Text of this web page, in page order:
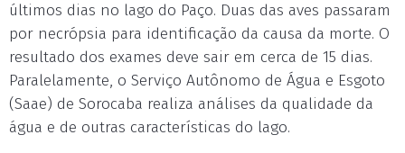
últimos dias no lago do Paço. Duas das aves passaram
por necrópsia para identificação da causa da morte. O
resultado dos exames deve sair em cerca de 15 dias.
Paralelamente, o Serviço Autônomo de Água e Esgoto
(Saae) de Sorocaba realiza análises da qualidade da
água e de outras características do lago.